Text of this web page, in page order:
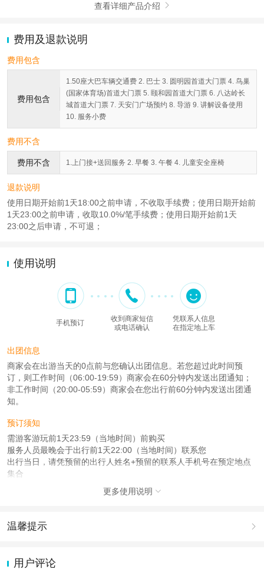
查看详细产品介绍 
费用及退款说明
费用包含
费用包含
1.50座大巴车辆交通费 2. 巴士 3. 圆明园首道大门票 4. 鸟巢
(国家体育场)首道大门票 5. 颐和园首道大门票 6. 八达岭长
城首道大门票 7. 天安门广场预约 8. 导游 9. 讲解设备使用
10. 服务小费
费用不含
费用不含 1.上门接+送回服务 2. 早餐 3. 午餐 4. 儿童安全座椅
退款说明
使用日期开始前1天18:00之前申请，不收取手续费；使用日期开始前
1天23:00之前申请，收取10.0%/笔手续费；使用日期开始前1天
23:00之后申请，不可退；
使用说明
手机预订
收到商家短信
或电话确认
凭联系人信息
在指定地上车
出团信息
商家会在出游当天的0点前与您确认出团信息。若您超过此时间预
订，则工作时间（06:00-19:59）商家会在60分钟内发送出团通知；
非工作时间（20:00-05:59）商家会在您出行前60分钟内发送出团通
知。
预订须知
需游客游玩前1天23:59（当地时间）前购买
服务人员最晚会于出行前1天22:00（当地时间）联系您
出行当日，请凭预留的出行人姓名+预留的联系人手机号在预定地点
集合
儿童：17周岁（含）以下；
老人：60周岁（含）以上；
更多使用说明 
温馨提示 
动（如跳伞、潜水、滑雪等）前，请务必仔细阅读
用户评论